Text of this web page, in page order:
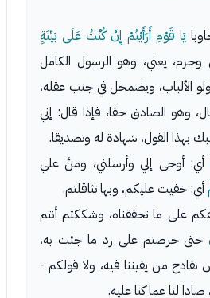
يَا قَوْمِ أَرَأَيْتُمْ إِنْ كُنْتُ عَلَى بَيِّنَةٍ
يعني، وهو الرسول الكامل
الألباب، ويضمحل في جنب عقله،
وهو الصادق حقا، فإذا قال: إني
بهذا القول، شهادة له وتصديقا.
أي: أوحى إلي وأرسلني، ومنَّ علي
أي: خفيت عليكم، وبها تثاقلتم.
على ما تحققناه، وشككتم أنتم
حتى حرصتم على رد ما جئت به،
من يقيننا فيه، ولا قولكم -